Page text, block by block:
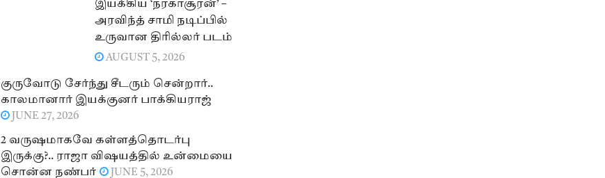
இயக்கிய ‘நரகாசூரன்’ –
அரவிந்த் சாமி நடிப்பில்
உருவான திரில்லர் படம்
AUGUST 5, 2026
குருவோடு சேர்ந்து சீடரும் சென்றார்..
காலமானார் இயக்குனர் பாக்கியராஜ்
JUNE 27, 2026
2 வருஷமாகவே கள்ளத்தொடர்பு
இருக்கு?.. ராஜா விஷயத்தில் உன்மையை
சொன்ன நண்பர்
JUNE 5, 2026